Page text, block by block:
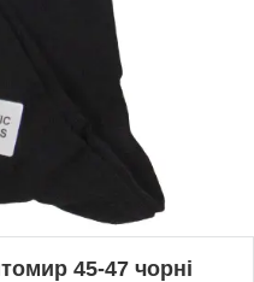
45-47 чорні